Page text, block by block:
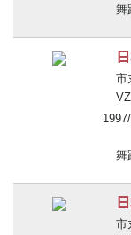
舞
市
舞
市